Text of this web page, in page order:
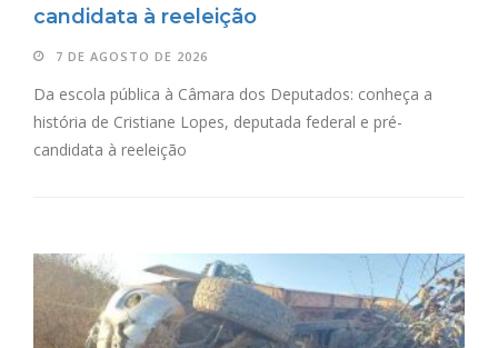
candidata à reeleição
7 DE AGOSTO DE 2026
Da escola pública à Câmara dos Deputados: conheça a
história de Cristiane Lopes, deputada federal e pré-
candidata à reeleição